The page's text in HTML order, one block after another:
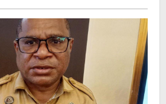
Barat
Ditertibkan